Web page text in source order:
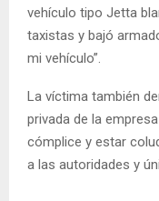
vehículo tipo Jetta
taxistas y bajó
mi vehículo”.
La víctima también
privada de la
cómplice y estar
a las autoridades y